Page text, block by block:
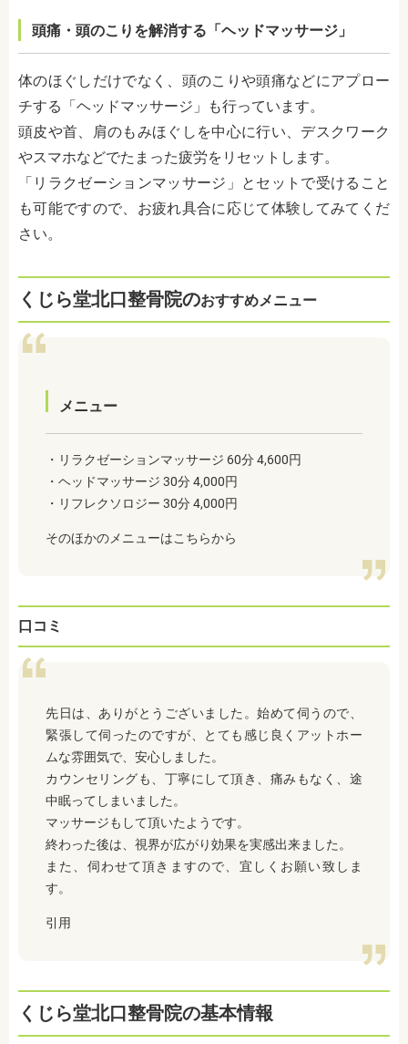
頭痛・頭のこりを解消する「ヘッドマッサージ」
体のほぐしだけでなく、頭のこりや頭痛などにアプロー
チする「ヘッドマッサージ」も行っています。
頭皮や首、肩のもみほぐしを中心に行い、デスクワーク
やスマホなどでたまった疲労をリセットします。
「リラクゼーションマッサージ」とセットで受けること
も可能ですので、お疲れ具合に応じて体験してみてくだ
さい。
くじら堂北口整骨院のおすすめメニュー
メニュー
・リラクゼーションマッサージ 60分 4,600円
・ヘッドマッサージ 30分 4,000円
・リフレクソロジー 30分 4,000円
そのほかのメニューはこちらから
口コミ
先日は、ありがとうございました。始めて伺うので、
緊張して伺ったのですが、とても感じ良くアットホー
ムな雰囲気で、安心しました。
カウンセリングも、丁寧にして頂き、痛みもなく、途
中眠ってしまいました。
マッサージもして頂いたようです。
終わった後は、視界が広がり効果を実感出来ました。
また、伺わせて頂きますので、宜しくお願い致しま
す。
引用
くじら堂北口整骨院の基本情報